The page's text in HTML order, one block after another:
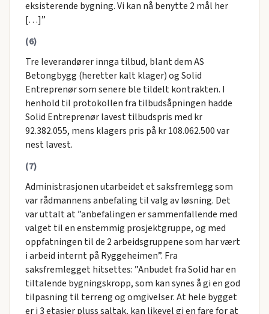
eksisterende bygning. Vi kan nå benytte 2 mål her
[…]”
(6)
Tre leverandører innga tilbud, blant dem AS
Betongbygg (heretter kalt klager) og Solid
Entreprenør som senere ble tildelt kontrakten. I
henhold til protokollen fra tilbudsåpningen hadde
Solid Entreprenør lavest tilbudspris med kr
92.382.055, mens klagers pris på kr 108.062.500 var
nest lavest.
(7)
Administrasjonen utarbeidet et saksfremlegg som
var rådmannens anbefaling til valg av løsning. Det
var uttalt at ”anbefalingen er sammenfallende med
valget til en enstemmig prosjektgruppe, og med
oppfatningen til de 2 arbeidsgruppene som har vært
i arbeid internt på Ryggeheimen”. Fra
saksfremlegget hitsettes: ”Anbudet fra Solid har en
tiltalende bygningskropp, som kan synes å gi en god
tilpasning til terreng og omgivelser. At hele bygget
er i 3 etasjer pluss saltak, kan likevel gi en fare for at